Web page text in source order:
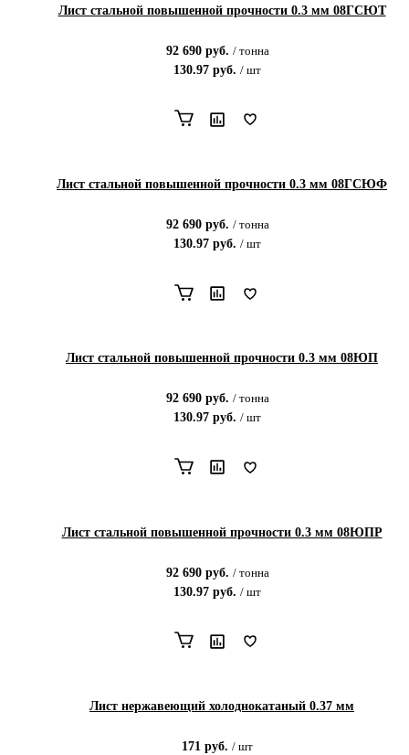
Лист стальной повышенной прочности 0.3 мм 08ГСЮТ
92 690руб. / тонна
130.97 руб. / шт
Лист стальной повышенной прочности 0.3 мм 08ГСЮФ
92 690руб. / тонна
130.97 руб. / шт
Лист стальной повышенной прочности 0.3 мм 08ЮП
92 690руб. / тонна
130.97 руб. / шт
Лист стальной повышенной прочности 0.3 мм 08ЮПР
92 690руб. / тонна
130.97 руб. / шт
Лист нержавеющий холоднокатаный 0.37 мм
171 руб. / шт